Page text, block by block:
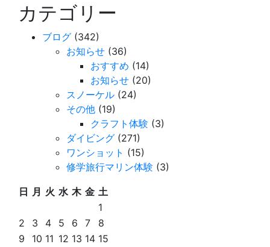
カテゴリー
ブログ (342)
お知らせ (36)
おすすめ (14)
お知らせ (20)
スノーケル (24)
その他 (19)
クラフト体験 (3)
ダイビング (271)
ワンショット (15)
修学旅行マリン体験 (3)
日 月 火 水 木 金 土
1
2
3 4 5 6 7
8
9
10 11 12 13 14 15